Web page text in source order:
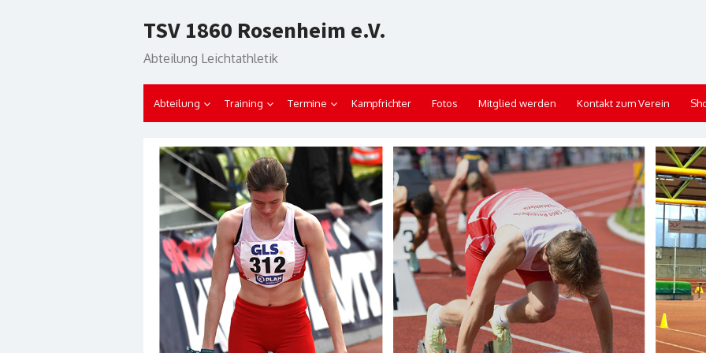
to
TSV 1860 Rosenheim e.V.
Abteilung Leichtathletik
Abteilung Training Termine Kampfrichter Fotos Mitglied werden Kontakt zum Verein